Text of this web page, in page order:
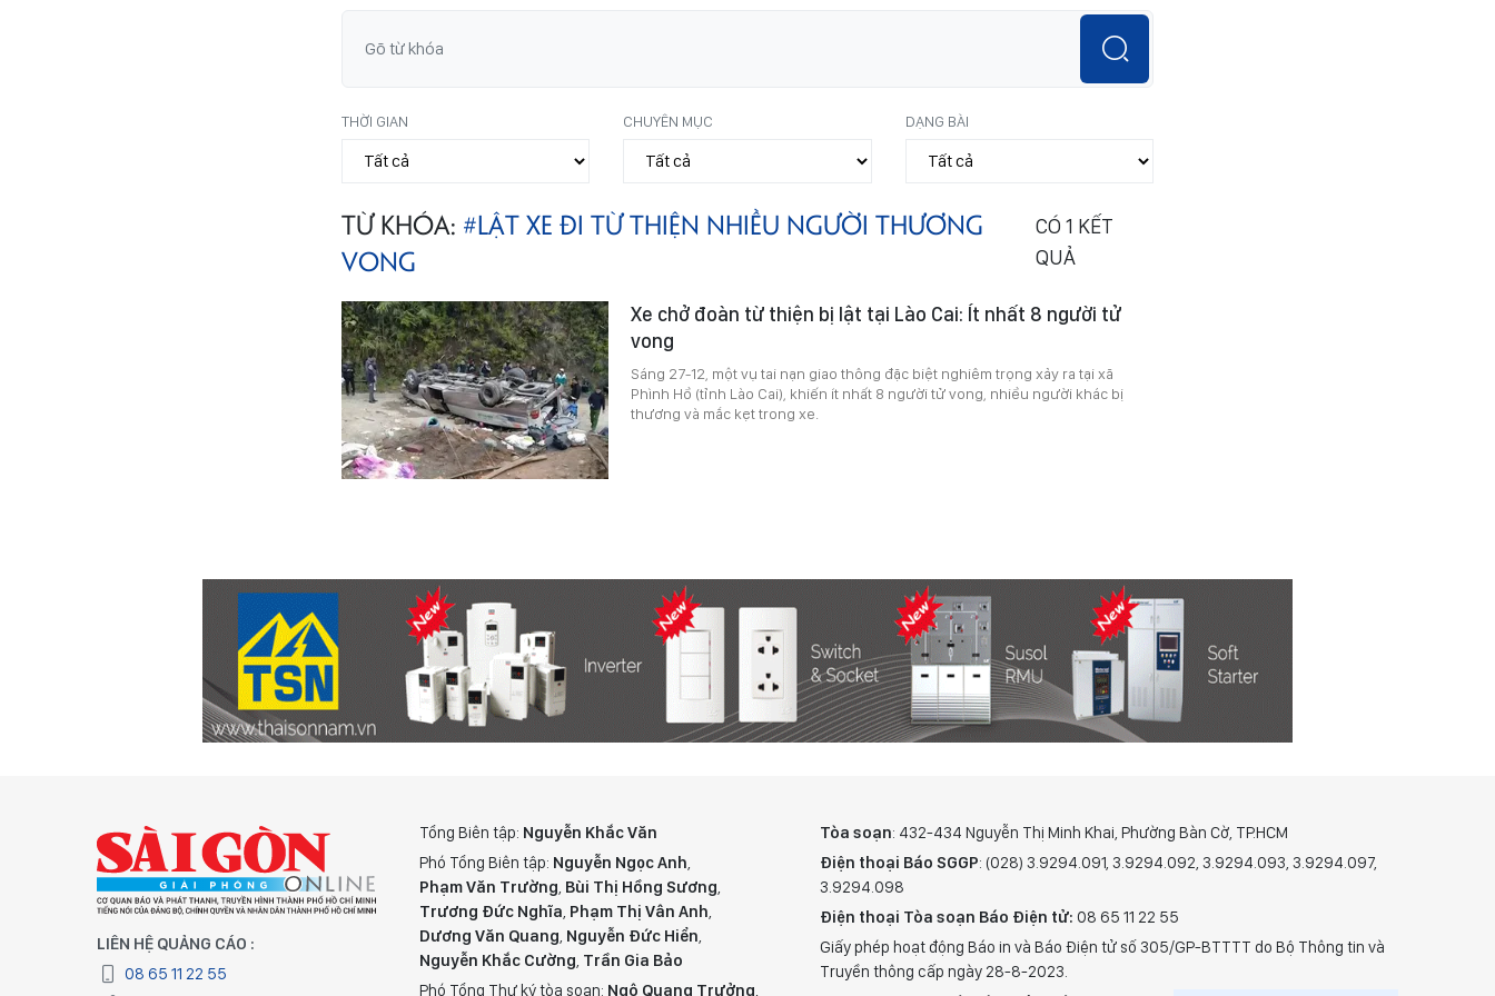
THỜI GIAN CHUYÊN MỤC DẠNG BÀI
TỪ KHÓA: #LẬT XE ĐI TỪ THIỆN NHIỀU NGƯỜI THƯƠNG
VONG
CÓ1 KẾT
QUẢ
Xe chở đoàn từ thiện bị lật tại Lào Cai: Ít nhất 8 người tử
vong
Sáng 27-12, một vụ tai nạn giao thông đặc biệt nghiêm trọng xảy ra tại xã
Phình Hồ (tỉnh Lào Cai), khiến ít nhất 8 người tử vong, nhiều người khác bị
thương và mắc kẹt trong xe.
LIÊN HỆ QUẢNG CÁO :
08 65 11 22 55
Tổng Biên tập: Nguyễn Khắc Văn
Phó Tổng Biên tập: Nguyễn Ngọc Anh,
Phạm Văn Trường, Bùi Thị Hồng Sương,
Trương Đức Nghĩa, Phạm Thị Vân Anh,
Dương Văn Quang, Nguyễn Đức Hiển,
Nguyễn Khắc Cường, Trần Gia Bảo
Phó Tổng Thư ký tòa soạn: Ngô Quang Trưởng,
Tòa soạn: 432-434 Nguyễn Thị Minh Khai, Phường Bàn Cờ, TP.HCM
Điện thoại Báo SGGP: (028) 3.9294.091, 3.9294.092, 3.9294.093, 3.9294.097,
3.9294.098
Điện thoại Tòa soạn Báo Điện tử: 08 65 11 22 55
Giấy phép hoạt động Báo in và Báo Điện tử số 305/GP-BTTTT do Bộ Thông tin và
Truyền thông cấp ngày 28-8-2023.